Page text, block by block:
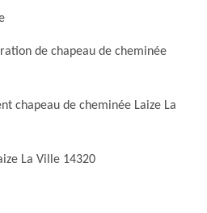
de chapeau de cheminée
chapeau de cheminée Laize La
La Ville 14320